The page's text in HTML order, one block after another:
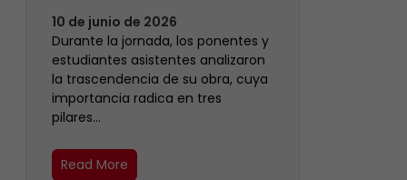
10 de junio de 2026
Durante la jornada, los ponentes y
estudiantes asistentes analizaron
la trascendencia de su obra, cuya
importancia radica en tres
pilares…
Read More